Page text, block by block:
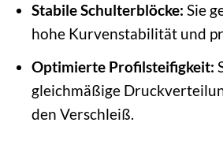
Stabile Schulterblöcke: Sie
hohe Kurvenstabilität und
Optimierte Profilsteifigkeit:
gleichmäßige
den Verschleiß.